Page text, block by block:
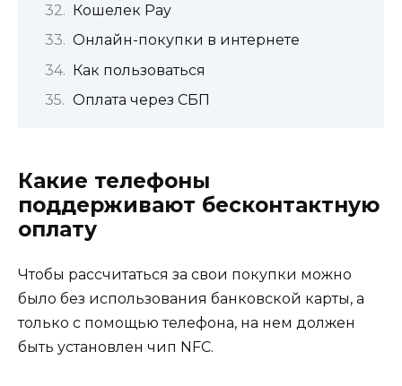
Кошелек Pay
Онлайн-покупки в интернете
Как пользоваться
Оплата через СБП
Какие телефоны
поддерживают бесконтактную
оплату
Чтобы рассчитаться за свои покупки можно
было без использования банковской карты, а
только с помощью телефона, на нем должен
быть установлен чип NFC.